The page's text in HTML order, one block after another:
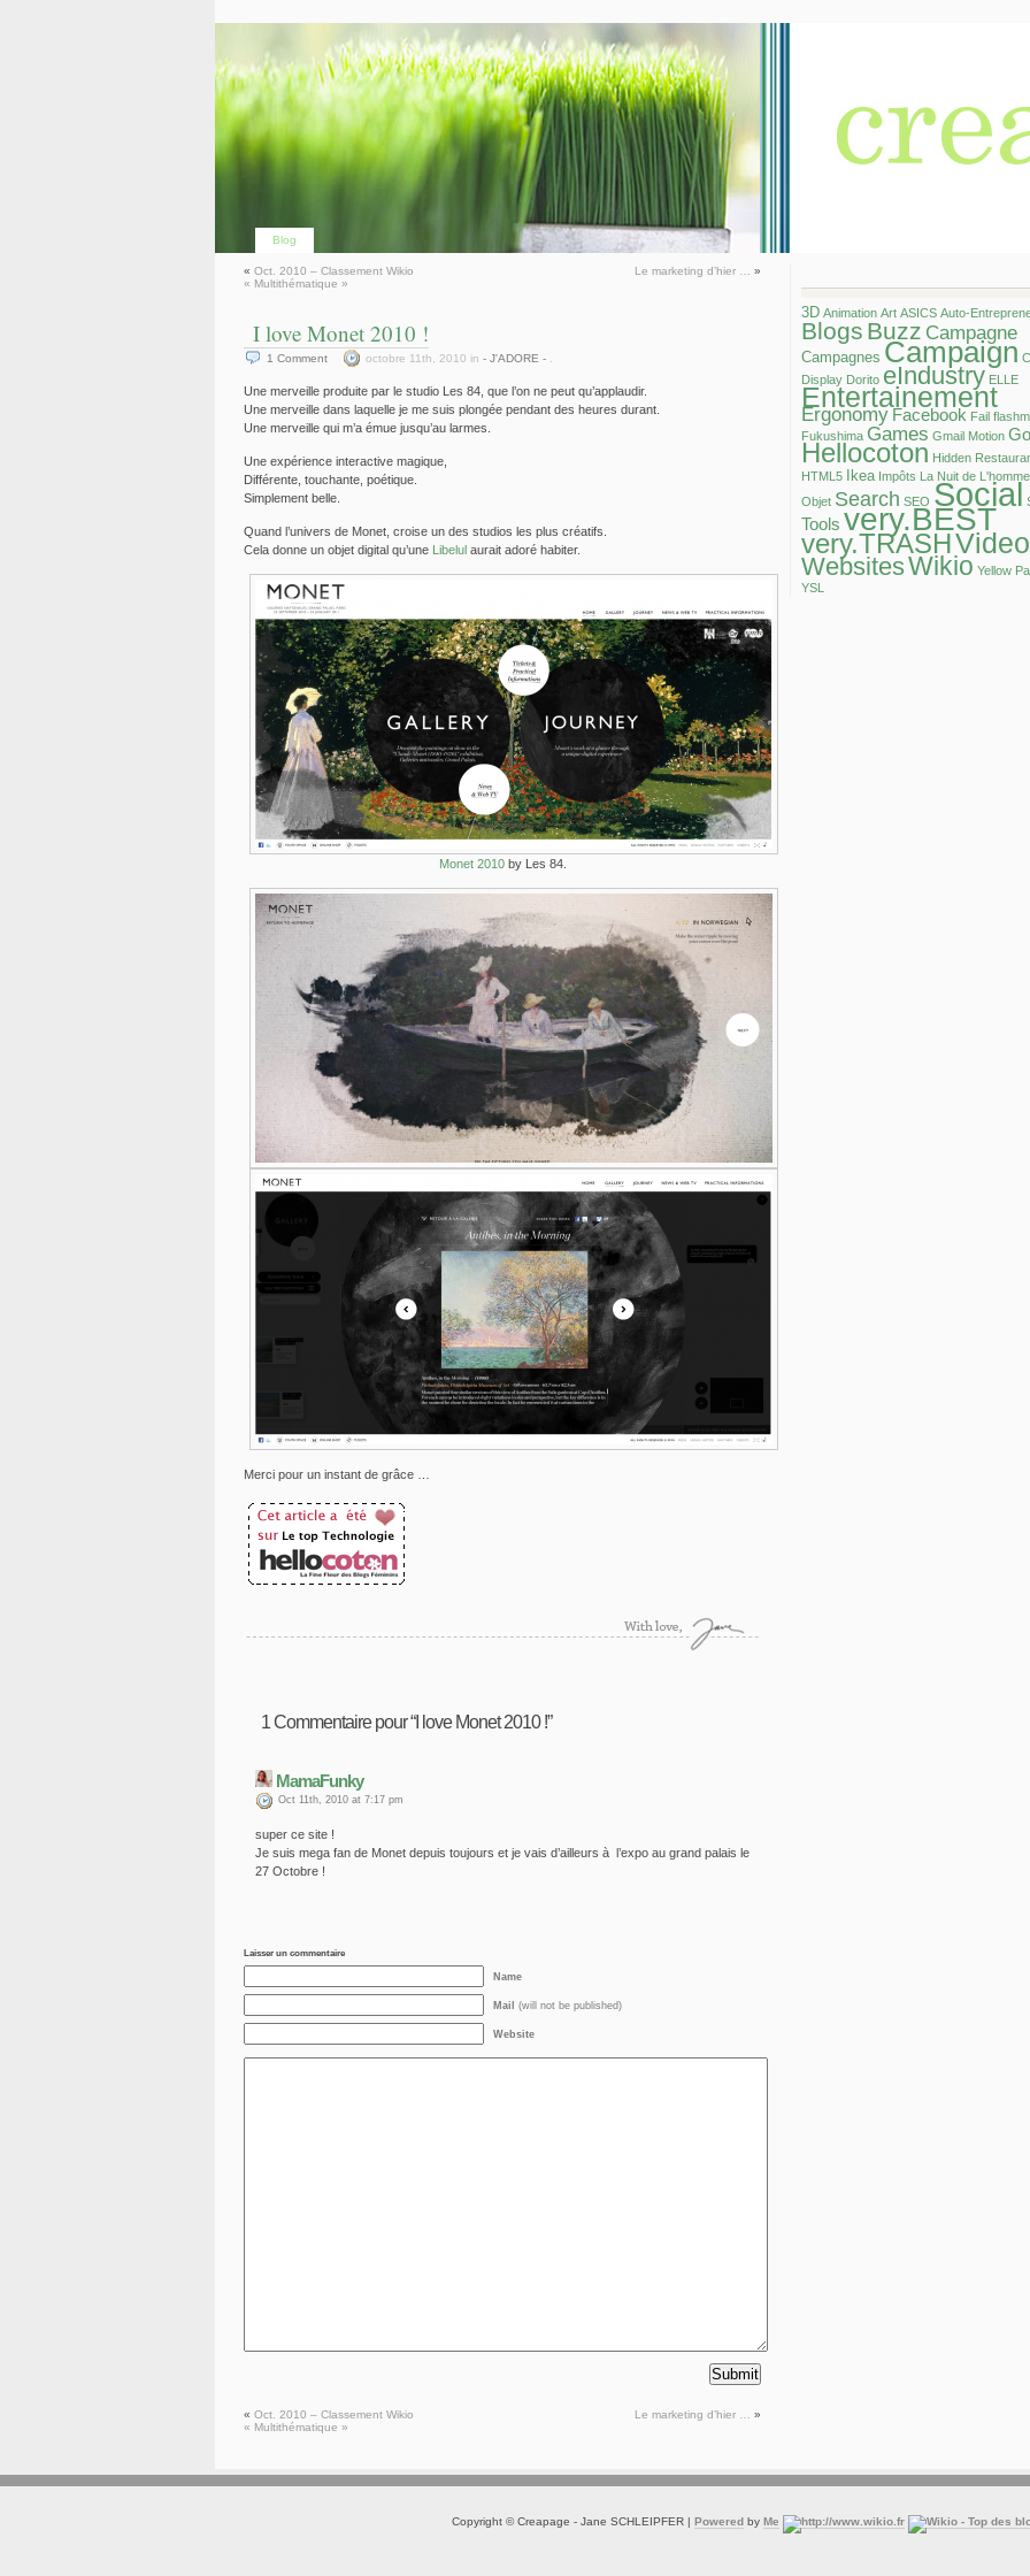
Blog
« Oct. 2010 – Classement Wikio
« Multithématique »
Le marketing d’hier … »
I love Monet 2010 !
1 Comment octobre 11th, 2010 in - J'ADORE -
Une merveille produite par le studio Les 84, que l’on ne peut qu’applaudir.
Une merveille dans laquelle je me suis plongée pendant des heures durant.
Une merveille qui m’a émue jusqu’au larmes.
Une expérience interactive magique,
Différente, touchante, poétique.
Simplement belle.
Quand l’univers de Monet, croise un des studios les plus créatifs.
Cela donne un objet digital qu’une Libelul aurait adoré habiter.
Monet 2010by Les 84.
Merci pour un instant de grâce …
1Commentaire pour “I love Monet 2010 !”
MamaFunky
Oct 11th, 2010 at 7:17 pm
super ce site !
Je suis mega fan de Monet depuis toujours et je vais d’ailleurs à l’expo au grand palais le
27 Octobre !
Laisser un commentaire
Name
Mail (will not be published)
Website
« Oct. 2010 – Classement Wikio
« Multithématique »
Le marketing d’hier … »
3D Animation Art ASICS Auto-
Blogs Buzz Campagne
Campagnes Campaign
Display Dorito eIndustry ELLE
Entertainement
Ergonomy Facebook Fail
Fukushima Games Gmail Motion
Hellocoton Hidden
HTML5
Ikea Impôts La Nuit de L'homme
Objet Search SEO Social
Tools very.BEST
very.TRASH
WebsitesWikio Yellow
YSL
Copyright © Creapage - Jane SCHLEIPFER | Powered by Me